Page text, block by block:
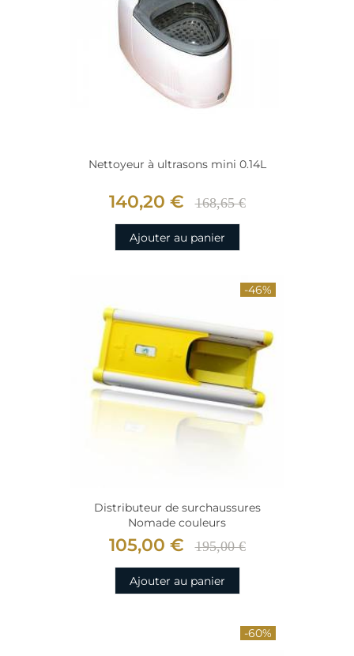
Nettoyeur à ultrasons mini 0.14L
140,20 € 168,65 €
Ajouter au panier
-46%
Distributeur de surchaussures
Nomade couleurs
105,00 € 195,00 €
Ajouter au panier
-60%